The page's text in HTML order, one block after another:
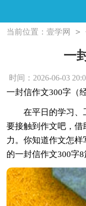
当前位置：壹学网 >
一
时间：2026-06-03
一封信作文300字（
在平日的学习、
要接触到作文吧，
力。你知道作文怎
的一封信作文300字8